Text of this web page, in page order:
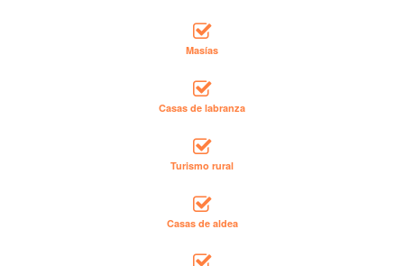
Masías
Casas de labranza
Turismo rural
Casas de aldea